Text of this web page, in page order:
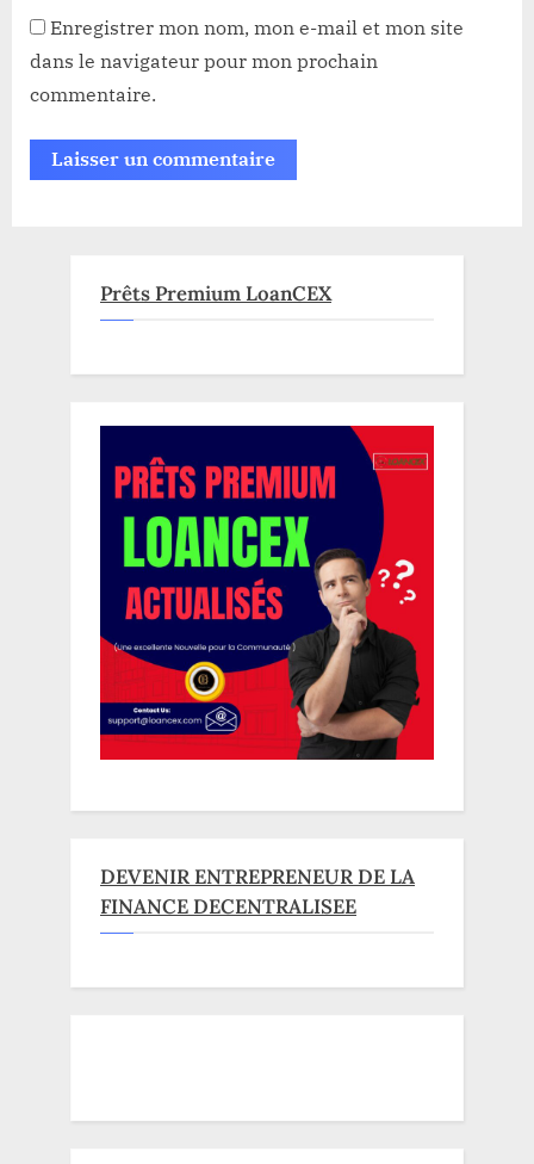
Enregistrer mon nom, mon e-mail et mon site
dans le navigateur pour mon prochain
commentaire.
Prêts Premium LoanCEX
DEVENIR ENTREPRENEUR DE LA
FINANCE DECENTRALISEE